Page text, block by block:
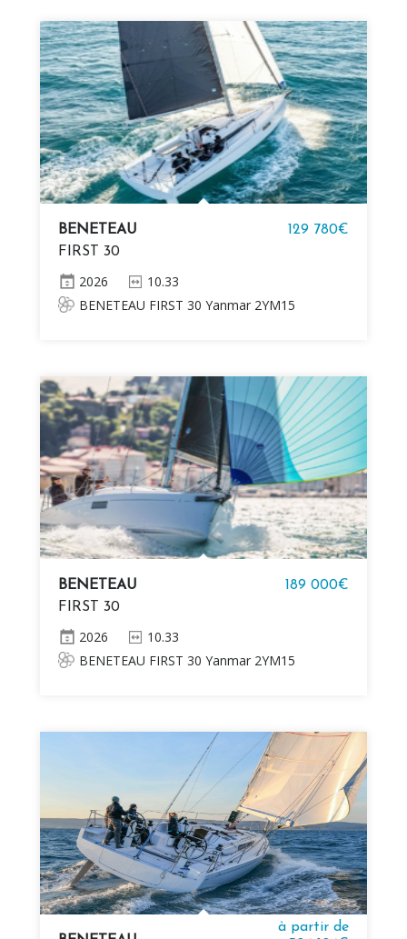
1 salle d'eau Système électrique 12V Salle
d'eau avec porte, Plomberie eau douce
Cuisine avec cuisinière
BENETEAU
FIRST 30
129 780€
2026
10.33
BENETEAU FIRST 30 Yanmar 2YM15
BENETEAU
FIRST 30
189 000€
2026
10.33
BENETEAU FIRST 30 Yanmar 2YM15
1 salle d'eau Système électrique 12V Salle
d'eau avec porte, Plomberie eau douce
Cuisine avec cuisinière
à partir de